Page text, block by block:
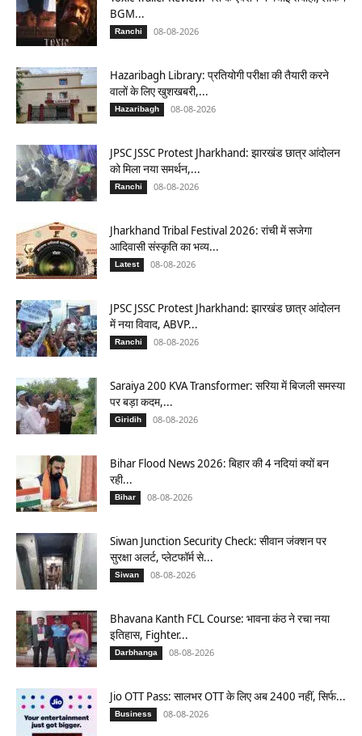
BGM...
Ranchi 08-08-2026
Hazaribagh Library: प्रतियोगी परीक्षा की तैयारी करने
वालों के लिए खुशखबरी,...
Hazaribagh 08-08-2026
JPSC JSSC Protest Jharkhand: झारखंड छात्र आंदोलन
को मिला नया समर्थन,...
Ranchi 08-08-2026
Jharkhand Tribal Festival 2026: रांची में सजेगा
आदिवासी संस्कृति का भव्य...
Latest 08-08-2026
JPSC JSSC Protest Jharkhand: झारखंड छात्र आंदोलन
में नया विवाद, ABVP...
Ranchi 08-08-2026
Saraiya 200 KVA Transformer: सरिया में बिजली समस्या
पर बड़ा कदम,...
Giridih 08-08-2026
Bihar Flood News 2026: बिहार की 4 नदियां क्यों बन
रही...
Bihar 08-08-2026
Siwan Junction Security Check: सीवान जंक्शन पर
सुरक्षा अलर्ट, प्लेटफॉर्म से...
Siwan 08-08-2026
Bhavana Kanth FCL Course: भावना कंठ ने रचा नया
इतिहास, Fighter...
Darbhanga 08-08-2026
Jio OTT Pass: सालभर OTT के लिए अब 2400 नहीं, सिर्फ...
Business 08-08-2026